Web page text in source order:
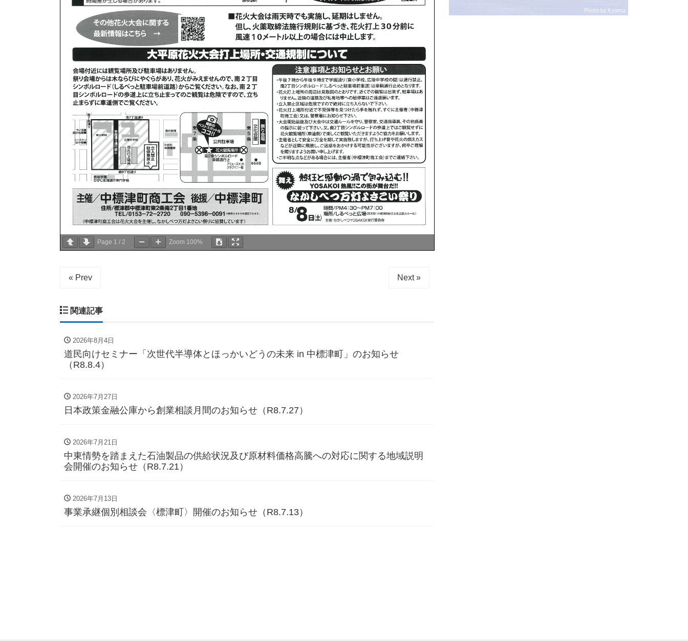
Page 1 / 2 Zoom 100%
« Prev Next »
関連記事
2026年8月4日
道民向けセミナー「次世代半導体とほっかいどうの未来 in 中標津町」のお知らせ
（R8.8.4）
2026年7月27日
日本政策金融公庫から創業相談月間のお知らせ（R8.7.27）
2026年7月21日
中東情勢を踏まえた石油製品の供給状況及び原材料価格高騰への対応に関する地域説明
会開催のお知らせ（R8.7.21）
2026年7月13日
事業承継個別相談会〈標津町〉開催のお知らせ（R8.7.13）